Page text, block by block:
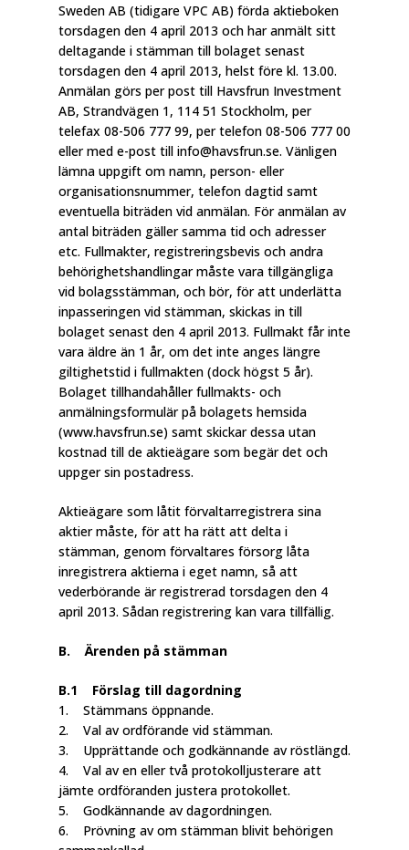
Sweden AB (tidigare VPC AB) förda aktieboken
torsdagen den 4 april 2013 och har anmält sitt
deltagande i stämman till bolaget senast
torsdagen den 4 april 2013, helst före kl. 13.00.
Anmälan görs per post till Havsfrun Investment
AB, Strandvägen 1, 114 51 Stockholm, per
telefax 08-506 777 99, per telefon 08-506 777 00
eller med e-post till info@havsfrun.se. Vänligen
lämna uppgift om namn, person- eller
organisationsnummer, telefon dagtid samt
eventuella biträden vid anmälan. För anmälan av
antal biträden gäller samma tid och adresser
etc. Fullmakter, registreringsbevis och andra
behörighetshandlingar måste vara tillgängliga
vid bolagsstämman, och bör, för att underlätta
inpasseringen vid stämman, skickas in till
bolaget senast den 4 april 2013. Fullmakt får inte
vara äldre än 1 år, om det inte anges längre
giltighetstid i fullmakten (dock högst 5 år).
Bolaget tillhandahåller fullmakts- och
anmälningsformulär på bolagets hemsida
(www.havsfrun.se) samt skickar dessa utan
kostnad till de aktieägare som begär det och
uppger sin postadress.
Aktieägare som låtit förvaltarregistrera sina
aktier måste, för att ha rätt att delta i
stämman, genom förvaltares försorg låta
inregistrera aktierna i eget namn, så att
vederbörande är registrerad torsdagen den 4
april 2013. Sådan registrering kan vara tillfällig.
B. Ärenden på stämman
B.1 Förslag till dagordning
1. Stämmans öppnande.
2. Val av ordförande vid stämman.
3. Upprättande och godkännande av röstlängd.
4. Val av en eller två protokolljusterare att
jämte ordföranden justera protokollet.
5. Godkännande av dagordningen.
6. Prövning av om stämman blivit behörigen